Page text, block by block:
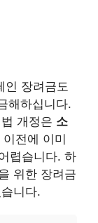
인 장려금도
해하십니다.
개정은 소
전에 이미
렵습니다. 하
위한 장려금
니다.